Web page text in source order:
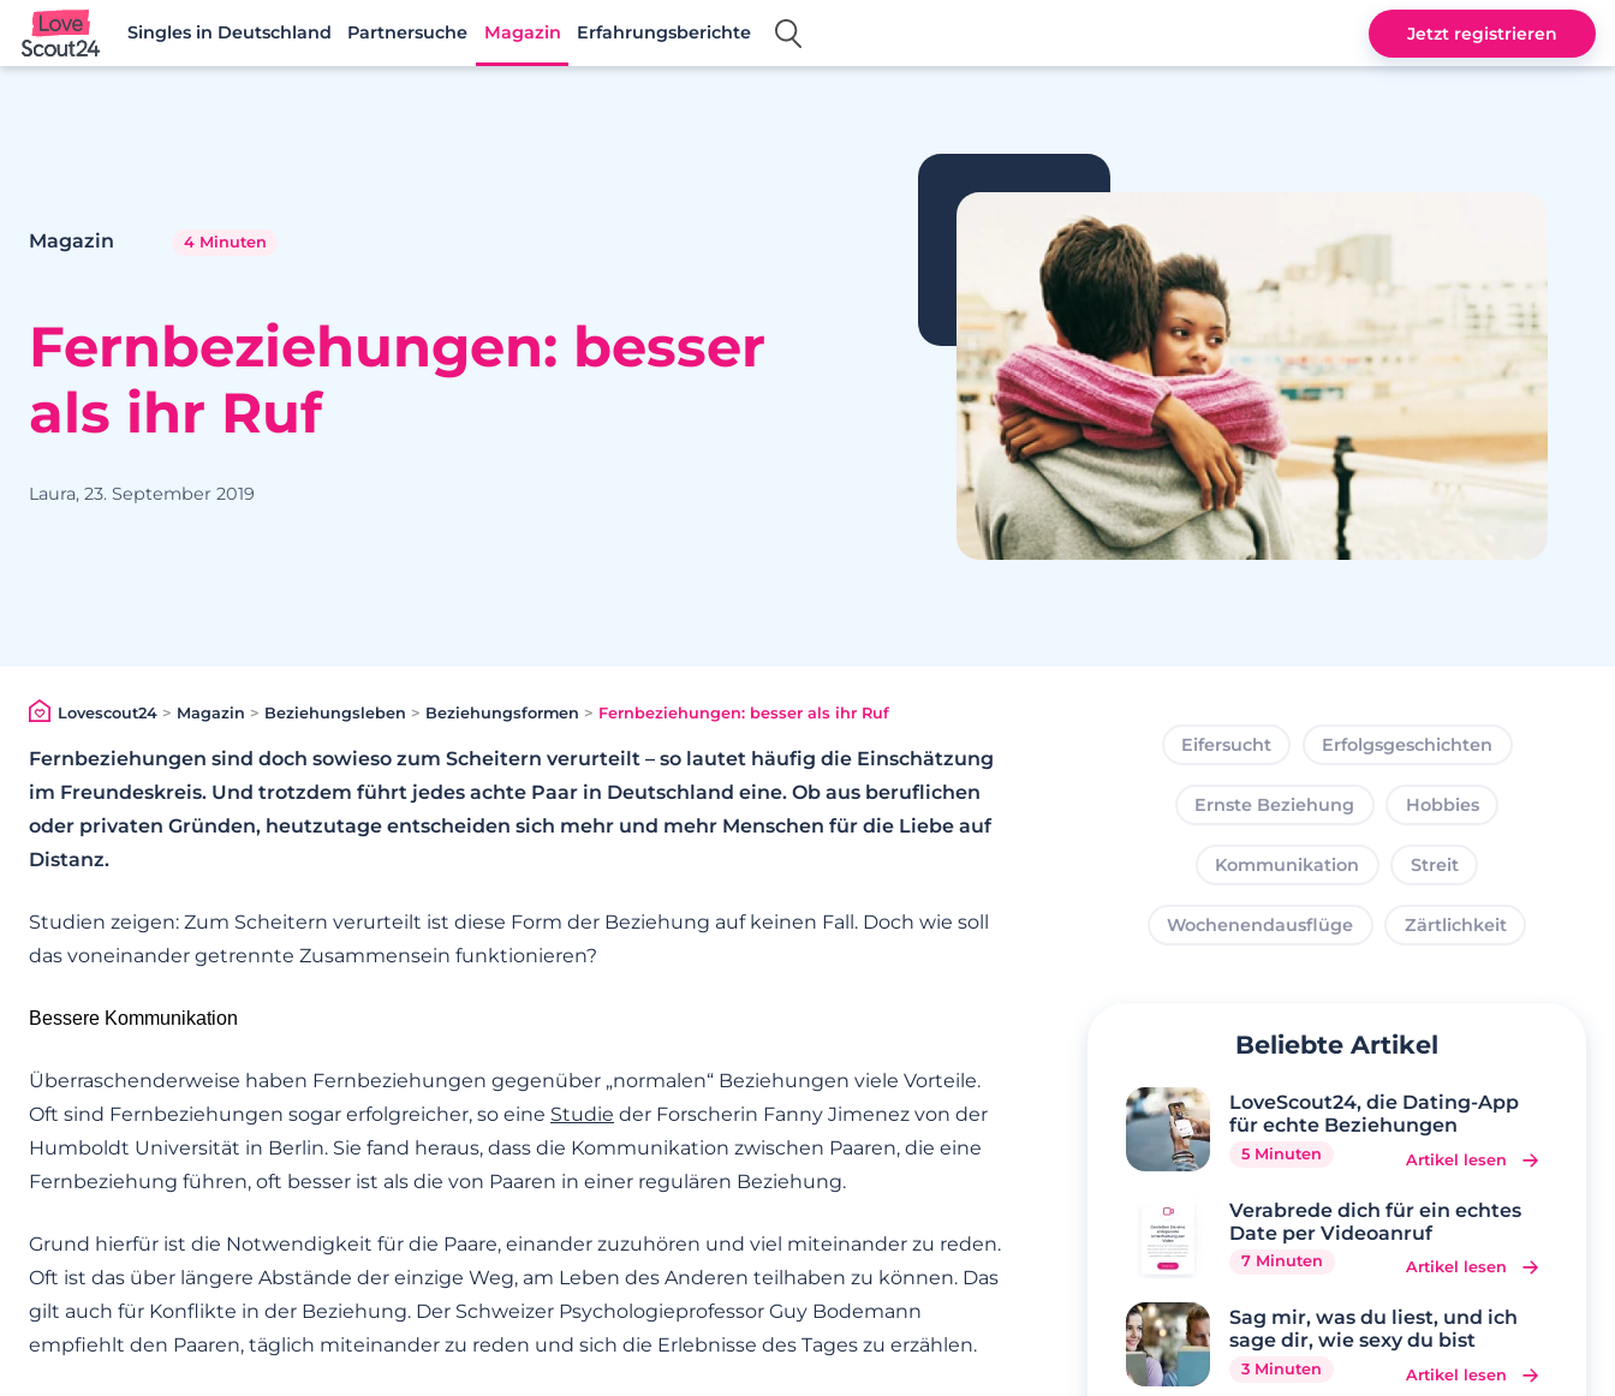
Lovescout24
Singles in Deutschland Partnersuche Magazin Erfahrungsberichte Jetzt registrieren
Magazin 4 Minuten
Fernbeziehungen: besser
als ihr Ruf
Laura, 23. September 2019
Lovescout24> Magazin > Beziehungsleben > Beziehungsformen > Fernbeziehungen: besser als ihr Ruf
Fernbeziehungen sind doch sowieso zum Scheitern verurteilt – so lautet häufig die Einschätzung
im Freundeskreis. Und trotzdem führt jedes achte Paar in Deutschland eine. Ob aus beruflichen
oder privaten Gründen, heutzutage entscheiden sich mehr und mehr Menschen für die Liebe auf
Distanz.
Studien zeigen: Zum Scheitern verurteilt ist diese Form der Beziehung auf keinen Fall. Doch wie soll
das voneinander getrennte Zusammensein funktionieren?
Bessere Kommunikation
Überraschenderweise haben Fernbeziehungen gegenüber „normalen“ Beziehungen viele Vorteile.
Oft sind Fernbeziehungen sogar erfolgreicher, so eine Studie der Forscherin Fanny Jimenez von der
Humboldt Universität in Berlin. Sie fand heraus, dass die Kommunikation zwischen Paaren, die eine
Fernbeziehung führen, oft besser ist als die von Paaren in einer regulären Beziehung.
Grund hierfür ist die Notwendigkeit für die Paare, einander zuzuhören und viel miteinander zu reden.
Oft ist das über längere Abstände der einzige Weg, am Leben des Anderen teilhaben zu können. Das
gilt auch für Konflikte in der Beziehung. Der Schweizer Psychologieprofessor Guy Bodemann
empfiehlt den Paaren, täglich miteinander zu reden und sich die Erlebnisse des Tages zu erzählen.
Eifersucht Erfolgsgeschichten
Ernste Beziehung Hobbies
Kommunikation Streit
Wochenendausflüge Zärtlichkeit
Beliebte Artikel
LoveScout24, die Dating-App
für echte Beziehungen
5 Minuten Artikel lesen
Verabrede dich für ein echtes
Date per Videoanruf
7 Minuten Artikel lesen
Sag mir, was du liest, und ich
sage dir, wie sexy du bist
3 Minuten Artikel lesen